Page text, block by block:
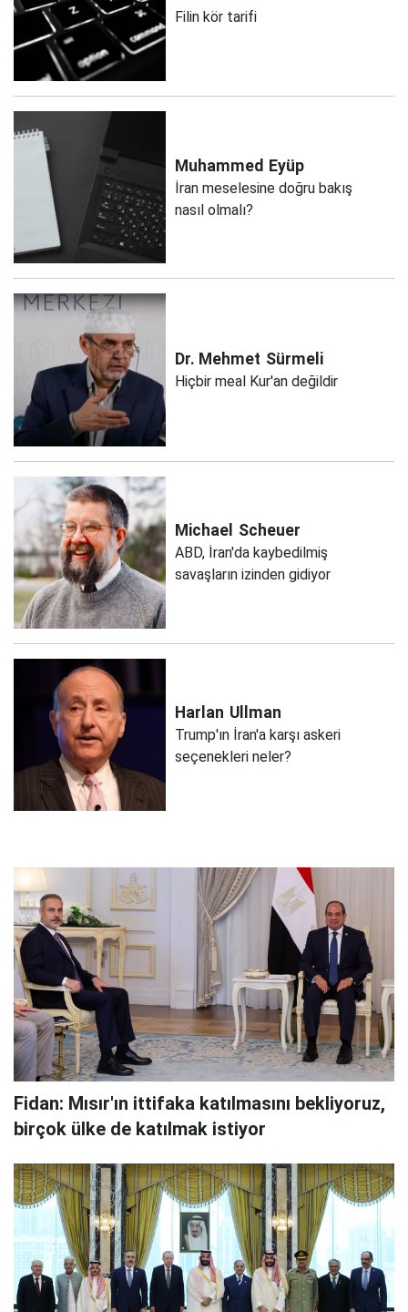
Filin kör tarifi
Muhammed Eyüp
İran meselesine doğru bakış
nasıl olmalı?
Dr. Mehmet Sürmeli
Hiçbir meal Kur'an değildir
Michael Scheuer
ABD, İran'da kaybedilmiş
savaşların izinden gidiyor
Harlan Ullman
Trump'ın İran'a karşı askeri
seçenekleri neler?
Fidan: Mısır'ın ittifaka katılmasını bekliyoruz,
birçok ülke de katılmak istiyor